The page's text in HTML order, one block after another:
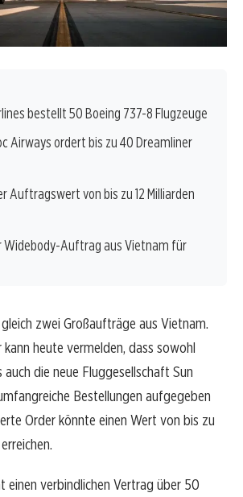
bestellt 50 Boeing 737-8 Flugzeuge
Airways ordert bis zu 40 Dreamliner
Auftragswert von bis zu 12 Milliarden
Widebody-Auftrag aus Vietnam für
zwei Großaufträge aus Vietnam.
heute vermelden, dass sowohl
die neue Fluggesellschaft Sun
Bestellungen aufgegeben
Order könnte einen Wert von bis zu
einen verbindlichen Vertrag über 50